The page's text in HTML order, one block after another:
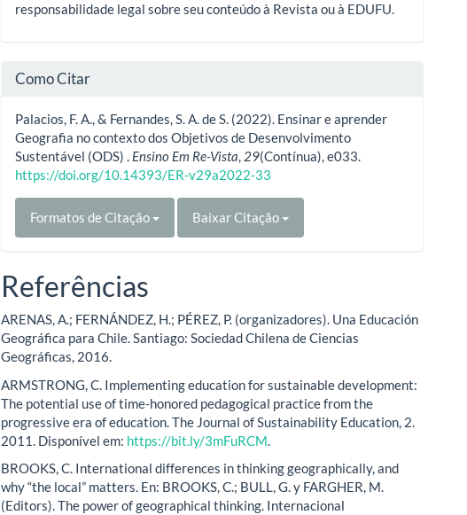
responsabilidade legal sobre seu conteúdo à Revista ou à EDUFU.
Como Citar
Palacios, F. A., & Fernandes, S. A. de S. (2022). Ensinar e aprender
Geografia no contexto dos Objetivos de Desenvolvimento
Sustentável (ODS) . Ensino Em Re-Vista 29(Contínua), e033.
https://doi.org/10.14393/ER-v29a2022-33
Formatos de Citação Baixar Citação
Referências
ARENAS, A.; FERNÁNDEZ, H.; PÉREZ, P. (organizadores). Una Educación
Geográfica para Chile. Santiago: Sociedad Chilena de Ciencias
Geográficas, 2016.
ARMSTRONG, C. Implementing education for sustainable development:
The potential use of time-honored pedagogical practice from the
progressive era of education. The Journal of Sustainability Education, 2.
2011. Disponível em: https://bit.ly/3mFuRCM
BROOKS, C. International differences in thinking geographically, and
why “the local” matters. En: BROOKS, C.; BULL, G. y FARGHER, M.
(Editors). The power of geographical thinking. Internacional